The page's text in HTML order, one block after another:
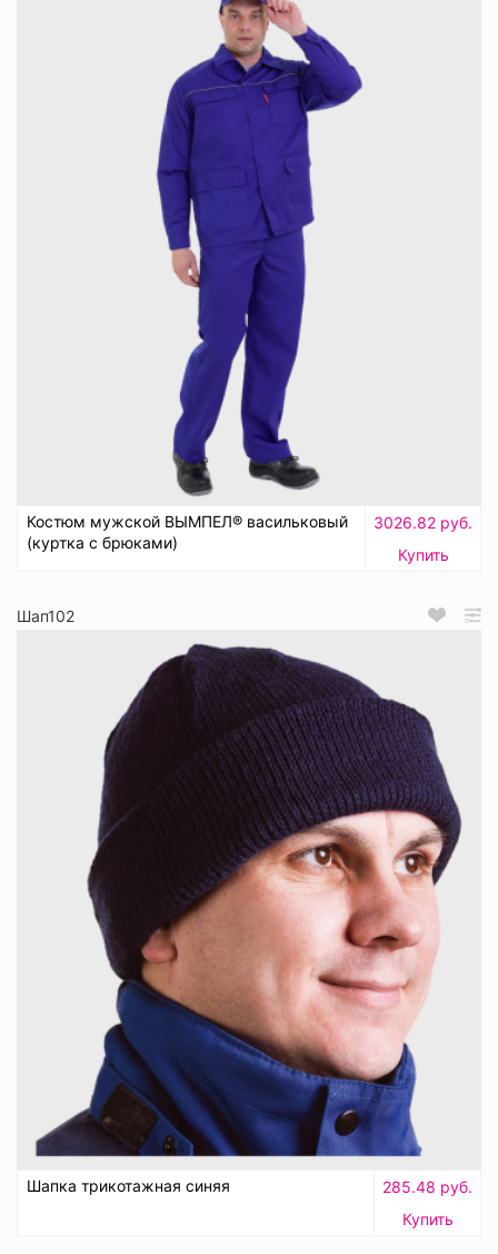
Костюм мужской ВЫМПЕЛ® васильковый
(куртка с брюками)
3026.82 руб.
Купить
Шап102
Шапка трикотажная синяя
285.48 руб.
Купить